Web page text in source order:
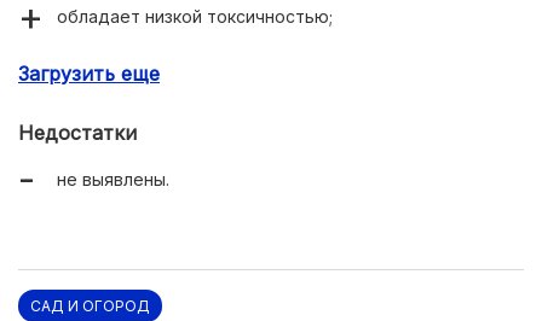
обладает низкой токсичностью;
высокая скорость токсического действия на
Загрузить еще
Недостатки
не выявлены.
САД И ОГОРОД